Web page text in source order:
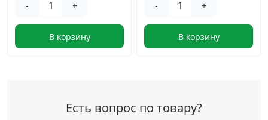
- +
В корзину
- +
В корзину
Есть вопрос по товару?